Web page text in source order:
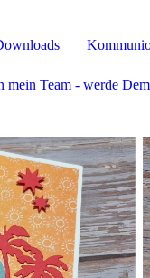
mein Team - werde